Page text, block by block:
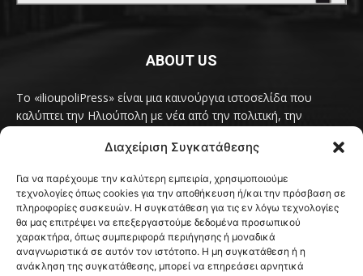
Διαχείριση Συγκατάθεσης
Για να παρέχουμε την καλύτερη εμπειρία, χρησιμοποιούμε
τεχνολογίες όπως cookies για την αποθήκευση ή/και την πρόσβαση σε
πληροφορίες συσκευών. Η συγκατάθεση για τις εν λόγω τεχνολογίες
θα μας επιτρέψει να επεξεργαστούμε δεδομένα προσωπικού
χαρακτήρα, όπως συμπεριφορά περιήγησης ή μοναδικά
αναγνωριστικά σε αυτόν τον ιστότοπο. Η μη συγκατάθεση ή η
ανάκληση της συγκατάθεσης, μπορεί να επηρεάσει αρνητικά
ABOUT US
Το «ilioupoliPress» είναι μια καινούργια ιστοσελίδα που
καλύπτει την Ηλιούπολη με νέα από την πολιτική, την
Ηλιούπολης, των δημοτικών παρατάξεων και των
κάτι να πουν.Διαβάστε εδώ
Επικοινωνήστε μαζί μας στοilioupolipress1@yahoo.com
FOLLOW US